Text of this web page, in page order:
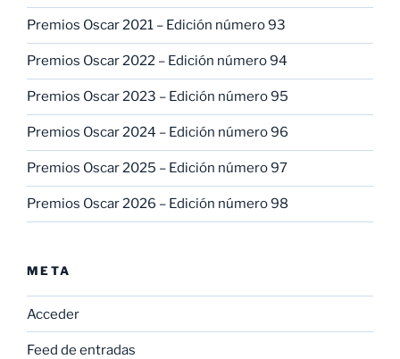
Premios Oscar 2021 – Edición número 93
Premios Oscar 2022 – Edición número 94
Premios Oscar 2023 – Edición número 95
Premios Oscar 2024 – Edición número 96
Premios Oscar 2025 – Edición número 97
Premios Oscar 2026 – Edición número 98
META
Acceder
Feed de entradas